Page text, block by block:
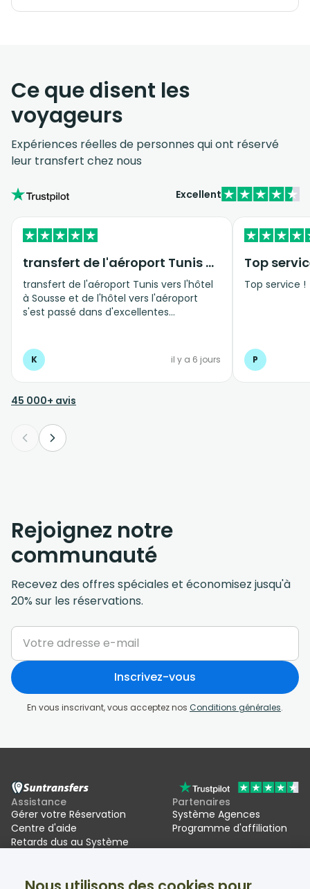
Ce que disent les
voyageurs
Expériences réelles de personnes qui ont réservé
leur transfert chez nous
Excellent
transfert de l'aéroport Tunis vers…
transfert de l'aéroport Tunis vers l'hôtel
à Sousse et de l'hôtel vers l'aéroport
s'est passé dans d'excellentes
K il y a 6 jours
Top
Top service !
P
45 000+ avis
Rejoignez notre
communauté
Recevez des offres spéciales et économisez jusqu'à
20% sur les réservations.
Inscrivez-vous
En vous inscrivant, vous acceptez nos Conditions générales.
Assistance
Gérer votre Réservation
Centre d'aide
Retards dus au Système
Partenaires
Système Agences
Programme d'affiliation